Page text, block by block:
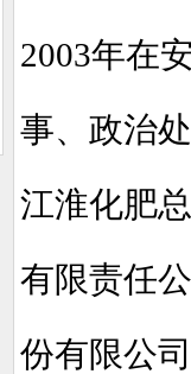
2003年在
事、政治
江淮化肥
有限责任
份有限公